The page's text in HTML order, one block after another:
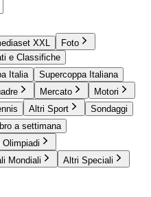
XXL
Foto
e Classifiche
Italia
Supercoppa Italiana
Mercato
Motori
Altri Sport
Sondaggi
a settimana
Mondiali Altri Speciali